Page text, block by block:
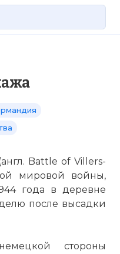
Battle of Villers-
мировой войны,
года в деревне
после высадки
стороны